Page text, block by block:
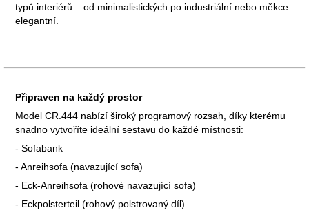
typů interiérů – od minimalistických po industriální nebo měkce
elegantní.
Připraven na každý prostor
Model CR.444 nabízí široký programový rozsah, díky kterému
snadno vytvoříte ideální sestavu do každé místnosti:
- Sofabank
- Anreihsofa (navazující sofa)
- Eck-Anreihsofa (rohové navazující sofa)
- Eckpolsterteil (rohový polstrovaný díl)